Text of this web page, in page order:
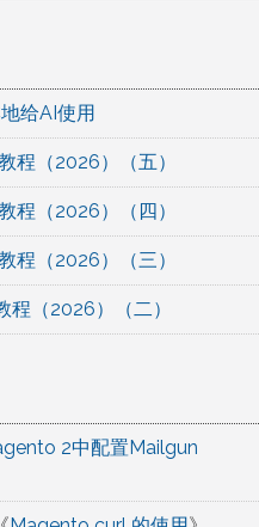
给AI使用
程（2026）（五）
程（2026）（四）
程（2026）（三）
（2026）（二）
2中配置Mailgun